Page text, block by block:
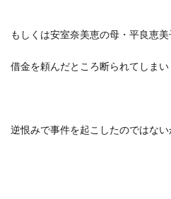
もしくは安室奈美恵の母・平良恵美
借金を頼んだところ断られてしまい
逆恨みで事件を起こしたのではない